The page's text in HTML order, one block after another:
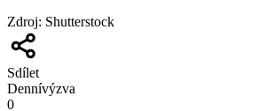
Zdroj: Shutterstock
Sdílet
Dennívýzva
0